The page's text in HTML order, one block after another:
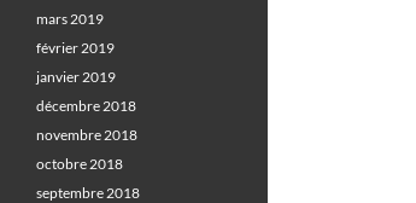
mars 2019
février 2019
janvier 2019
décembre 2018
novembre 2018
octobre 2018
septembre 2018